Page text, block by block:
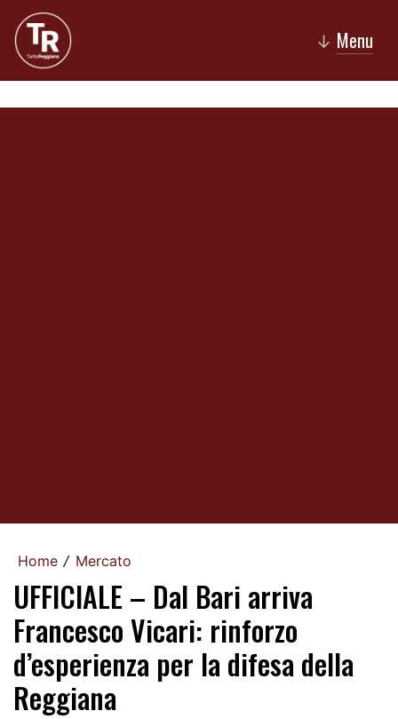
↓ Menu
Home / Mercato
UFFICIALE – Dal Bari arriva
Francesco Vicari: rinforzo
d’esperienza per la difesa della
Reggiana